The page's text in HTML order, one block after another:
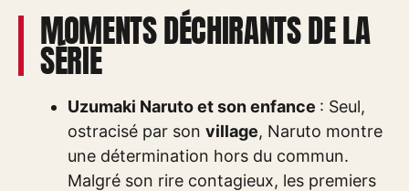
MOMENTS DÉCHIRANTS DE LA
SÉRIE
Uzumaki Naruto et son enfance : Seul,
ostracisé par son village, Naruto montre
une détermination hors du commun.
Malgré son rire contagieux, les premiers